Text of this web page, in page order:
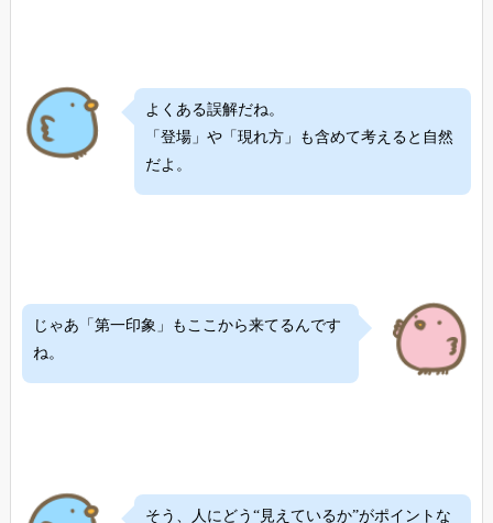
よくある誤解だね。
「登場」や「現れ方」も含めて考えると自然
だよ。
じゃあ「第一印象」もここから来てるんです
ね。
そう、人にどう“見えているか”がポイントな